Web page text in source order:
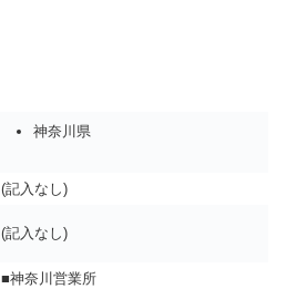
神奈川県
(記入なし)
(記入なし)
■神奈川営業所